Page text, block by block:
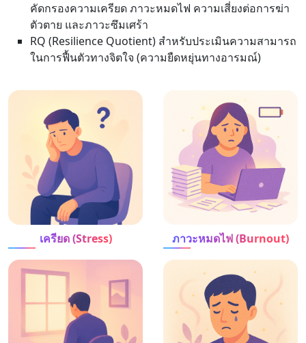
คัดกรองความเครียด ภาวะหมดไฟ ความเสี่ยงต่อการฆ่า
ตัวตาย และภาวะซึมเศร้า
RQ (Resilience Quotient) สำหรับประเมินความสามารถ
ในการฟื้นตัวทางจิตใจ (ความยืดหยุ่นทางอารมณ์)
เครียด (Stress) ภาวะหมดไฟ (Burnout)